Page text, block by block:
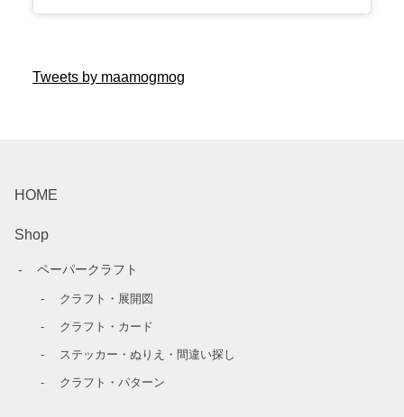
Tweets by maamogmog
HOME
Shop
ペーパークラフト
クラフト・展開図
クラフト・カード
ステッカー・ぬりえ・間違い探し
クラフト・パターン